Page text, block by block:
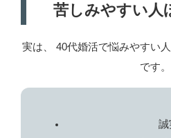
苦しみやすい人
実は、 40代婚活で悩みやすい
です。
誠